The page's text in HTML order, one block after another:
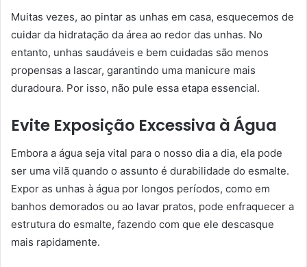
Muitas vezes, ao pintar as unhas em casa, esquecemos de
cuidar da hidratação da área ao redor das unhas. No
entanto, unhas saudáveis e bem cuidadas são menos
propensas a lascar, garantindo uma manicure mais
duradoura. Por isso, não pule essa etapa essencial.
Evite Exposição Excessiva à Água
Embora a água seja vital para o nosso dia a dia, ela pode
ser uma vilã quando o assunto é durabilidade do esmalte.
Expor as unhas à água por longos períodos, como em
banhos demorados ou ao lavar pratos, pode enfraquecer a
estrutura do esmalte, fazendo com que ele descasque
mais rapidamente.